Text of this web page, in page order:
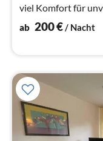
viel Komfort für
ab 200€/ Nacht